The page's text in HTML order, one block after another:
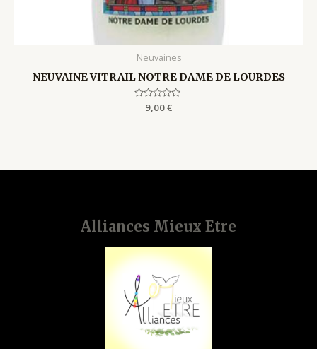
Neuvaines
NEUVAINE VITRAIL NOTRE DAME DE LOURDES
Rated
9,00€
Alliances Mieux Etre